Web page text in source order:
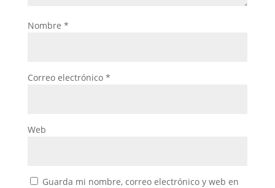
Nombre *
Correo electrónico *
Web
Guarda mi nombre, correo electrónico y web en